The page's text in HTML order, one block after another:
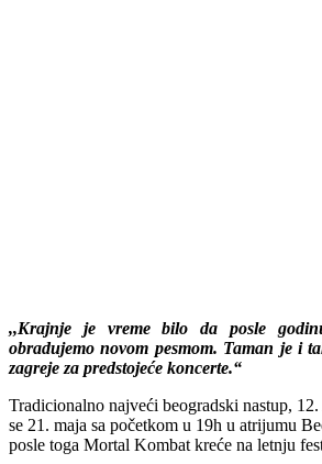
,,Krajnje je vreme bilo da posle
obradujemo novom pesmom. Taman je i
zagreje za predstojeće koncerte.“
Tradicionalno najveći beogradski nastup,
se 21. maja sa početkom u 19h u atrijumu
posle toga Mortal Kombat kreće na letnju